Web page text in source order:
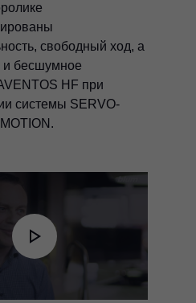
свободный ход, а
и бесшумное
HF при
системы SERVO-